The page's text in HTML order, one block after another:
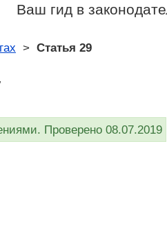
Ваш гид в
> Статья 29
Проверено 08.07.2019